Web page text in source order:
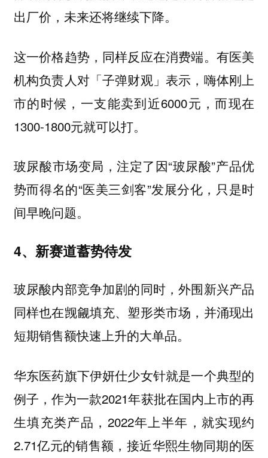
出厂价，未来还将继续下降。
这一价格趋势，同样反应在消费端。有医美
机构负责人对「子弹财观」表示，嗨体刚上
市的时候，一支能卖到近6000元，而现在
1300-1800元就可以打。
玻尿酸市场变局，注定了因“玻尿酸”产品优
势而得名的“医美三剑客”发展分化，只是时
间早晚问题。
4、新赛道蓄势待发
玻尿酸内部竞争加剧的同时，外围新兴产品
同样也在觊觎填充、塑形类市场，并涌现出
短期销售额快速上升的大单品。
华东医药旗下伊妍仕少女针就是一个典型的
例子，作为一款2021年获批在国内上市的再
生填充类产品，2022年上半年，就实现约
2.71亿元的销售额，接近华熙生物同期的医